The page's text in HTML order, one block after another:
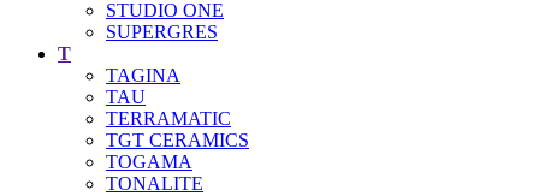
STUDIO ONE
SUPERGRES
T
TAGINA
TAU
TERRAMATIC
TGT CERAMICS
TOGAMA
TONALITE